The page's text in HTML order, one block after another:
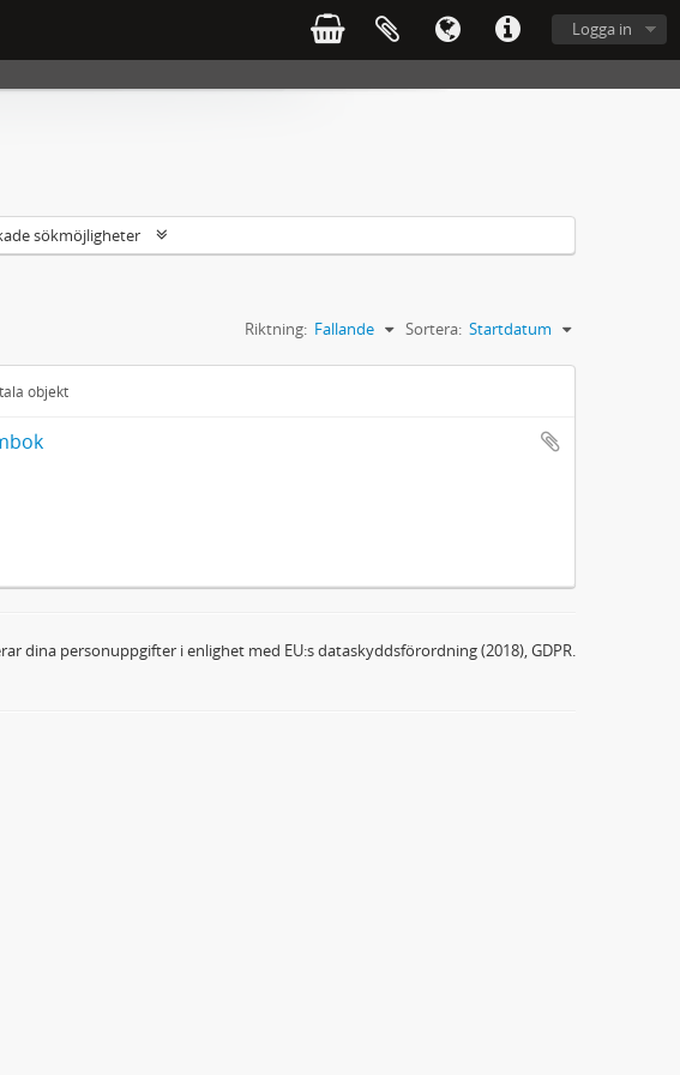
Logga in
sökmöjligheter
Sortera: Startdatum
Riktning: Fallande
objekt
dina personuppgifter i enlighet med EU:s dataskyddsförordning (2018), GDPR.